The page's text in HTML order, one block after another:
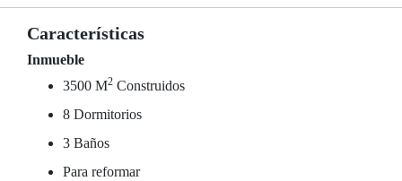
Características
Inmueble
3500 M2 Construidos
8 Dormitorios
3 Baños
Para reformar